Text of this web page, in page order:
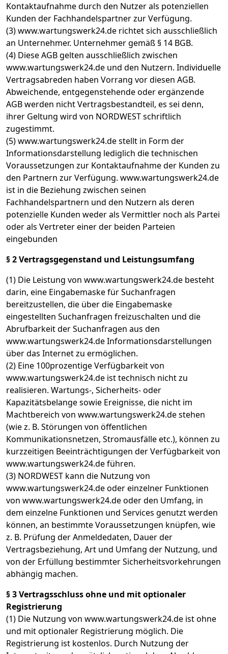
Kontaktaufnahme durch den Nutzer als potenziellen
Kunden der Fachhandelspartner zur Verfügung.
(3) www.wartungswerk24.de richtet sich ausschließlich
an Unternehmer. Unternehmer gemäß § 14 BGB.
(4) Diese AGB gelten ausschließlich zwischen
www.wartungswerk24.de und den Nutzern. Individuelle
Vertragsabreden haben Vorrang vor diesen AGB.
Abweichende, entgegenstehende oder ergänzende
AGB werden nicht Vertragsbestandteil, es sei denn,
ihrer Geltung wird von NORDWEST schriftlich
zugestimmt.
(5) www.wartungswerk24.de stellt in Form der
Informationsdarstellung lediglich die technischen
Voraussetzungen zur Kontaktaufnahme der Kunden zu
den Partnern zur Verfügung. www.wartungswerk24.de
ist in die Beziehung zwischen seinen
Fachhandelspartnern und den Nutzern als deren
potenzielle Kunden weder als Vermittler noch als Partei
oder als Vertreter einer der beiden Parteien
eingebunden
§ 2 Vertragsgegenstand und Leistungsumfang
(1) Die Leistung von www.wartungswerk24.de besteht
darin, eine Eingabemaske für Suchanfragen
bereitzustellen, die über die Eingabemaske
eingestellten Suchanfragen freizuschalten und die
Abrufbarkeit der Suchanfragen aus den
www.wartungswerk24.de Informationsdarstellungen
über das Internet zu ermöglichen.
(2) Eine 100prozentige Verfügbarkeit von
www.wartungswerk24.de ist technisch nicht zu
realisieren. Wartungs-, Sicherheits- oder
Kapazitätsbelange sowie Ereignisse, die nicht im
Machtbereich von www.wartungswerk24.de stehen
(wie z. B. Störungen von öffentlichen
Kommunikationsnetzen, Stromausfälle etc.), können zu
kurzzeitigen Beeinträchtigungen der Verfügbarkeit von
www.wartungswerk24.de führen.
(3) NORDWEST kann die Nutzung von
www.wartungswerk24.de oder einzelner Funktionen
von www.wartungswerk24.de oder den Umfang, in
dem einzelne Funktionen und Services genutzt werden
können, an bestimmte Voraussetzungen knüpfen, wie
z. B. Prüfung der Anmeldedaten, Dauer der
Vertragsbeziehung, Art und Umfang der Nutzung, und
von der Erfüllung bestimmter Sicherheitsvorkehrungen
abhängig machen.
§ 3 Vertragsschluss ohne und mit optionaler
Registrierung
(1) Die Nutzung von www.wartungswerk24.de ist ohne
und mit optionaler Registrierung möglich. Die
Registrierung ist kostenlos. Durch Nutzung der